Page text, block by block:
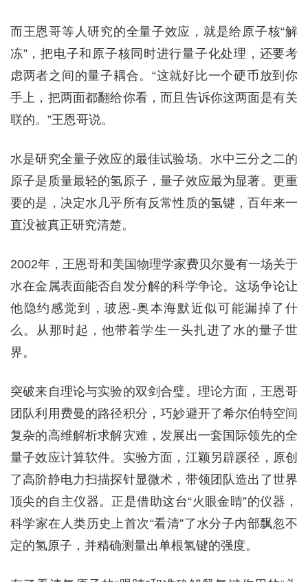
而王恩哥等人研究的全量子效应，就是给原子核“解
冻”，把电子和原子核同时进行量子化处理，还要考
虑两者之间的量子耦合。“这就好比一个硬币放到你
手上，把两面都翻给你看，而且告诉你这两面是有关
联的。”王恩哥说。
水是研究全量子效应的最佳试验场。水中三分之二的
原子是质量最轻的氢原子，量子效应最为显著。更重
要的是，决定水几乎所有反常性质的氢键，百年来一
直没被真正研究清楚。
2002年，王恩哥和美国物理学家费贝尔曼有一场关于
水在金属表面能否自发分解的科学争论。这场争论让
他隐约感觉到，玻恩-奥本海默近似可能漏掉了什
么。从那时起，他带着学生一头扎进了水的量子世
界。
突破来自理论与实验的双剑合璧。理论方面，王恩哥
团队利用费曼的路径积分，巧妙避开了希尔伯特空间
复杂的高维解析求解灾难，发展出一套国际领先的全
量子效应计算软件。实验方面，江颖另辟蹊径，原创
了高阶静电力扫描探针显微术，带领团队造出了世界
顶尖的自主仪器。正是借助这台“火眼金睛”的仪器，
科学家在人类历史上首次“看清”了水分子内部飘忽不
定的氢原子，并精确测量出单根氢键的强度。